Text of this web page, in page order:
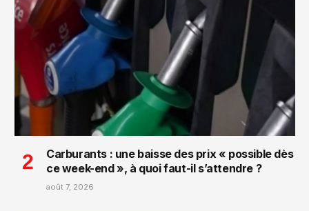
Carburants : une baisse des prix « possible dès
ce week-end », à quoi faut-il s’attendre ?
août 7, 2026